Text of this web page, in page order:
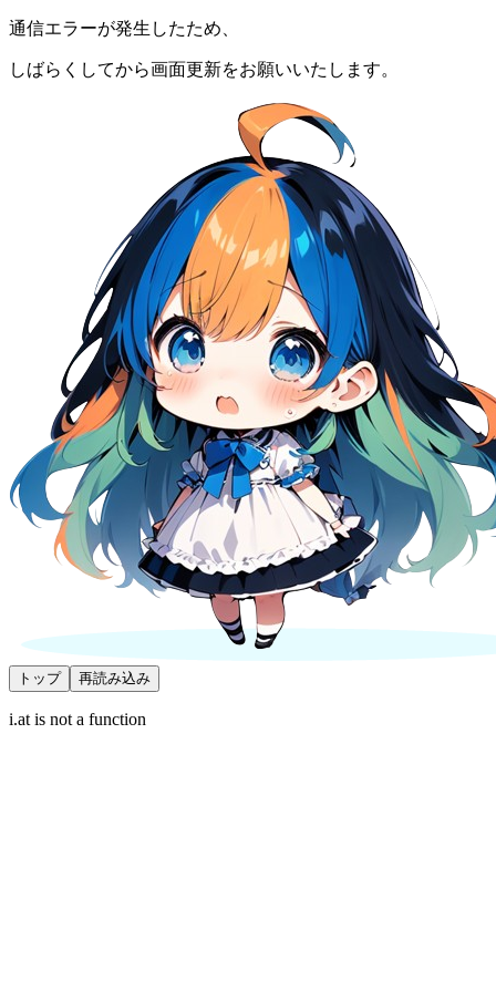
通信エラーが発生したため、
しばらくしてから画面更新をお願いいたします。
トップ 再読み込み
i.at is not a function